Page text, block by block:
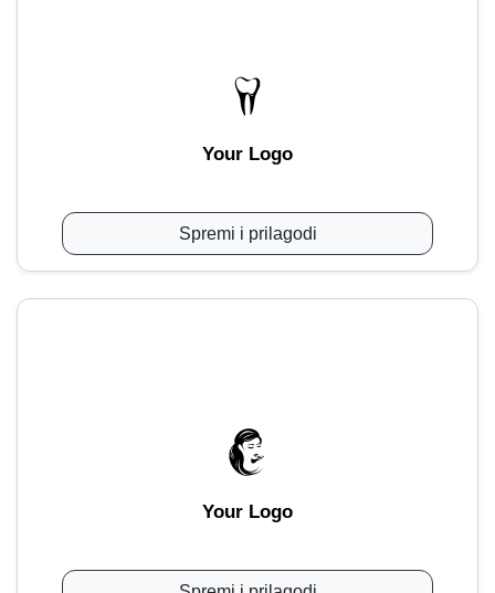
Your Logo
Spremi i prilagodi
Your Logo